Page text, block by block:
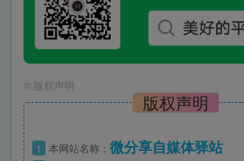
© 版权声明
版权声明
1 本网站名称： 微分享自媒体驿站